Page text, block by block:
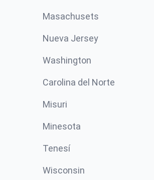
Masachusets
Nueva Jersey
Washington
Carolina del Norte
Misuri
Minesota
Tenesí
Wisconsin